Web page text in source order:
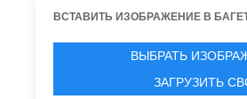
ВСТАВИТЬ ИЗОБРАЖЕНИЕ В
ВЫБРАТЬ
ЗАГРУЗИТЬ